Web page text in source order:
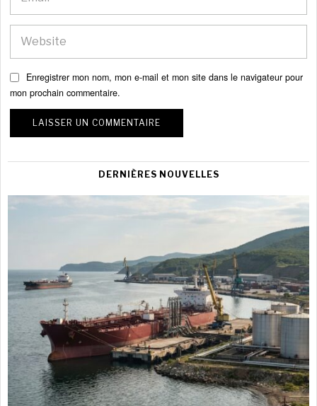
Enregistrer mon nom, mon e-mail et mon site dans le navigateur pour
mon prochain commentaire.
DERNIÈRES NOUVELLES